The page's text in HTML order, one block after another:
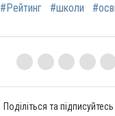
#Рейтинг #школи
Поділіться та